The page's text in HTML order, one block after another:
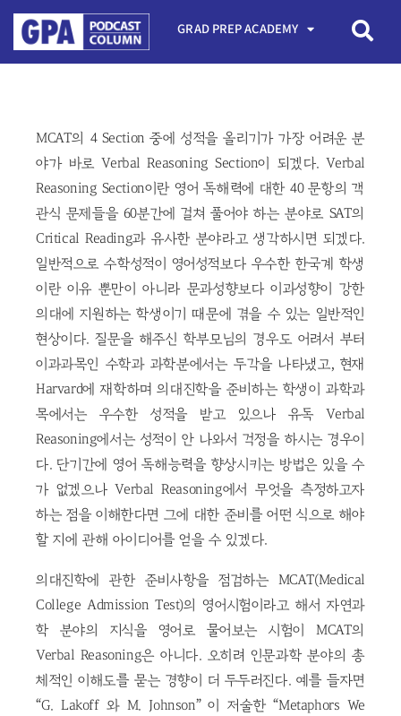
GRAD PREP ACADEMY
MCAT의 4 Section 중에 성적을 올리기가 가장 어려운 분
야가 바로 Verbal Reasoning Section이 되겠다. Verbal
Reasoning Section이란 영어 독해력에 대한 40 문항의 객
관식 문제들을 60분간에 걸쳐 풀어야 하는 분야로 SAT의
Critical Reading과 유사한 분야라고 생각하시면 되겠다.
일반적으로 수학성적이 영어성적보다 우수한 한국계 학생
이란 이유 뿐만이 아니라 문과성향보다 이과성향이 강한
의대에 지원하는 학생이기 때문에 겪을 수 있는 일반적인
현상이다. 질문을 해주신 학부모님의 경우도 어려서 부터
이과과목인 수학과 과학분에서는 두각을 나타냈고, 현재
Harvard에 재학하며 의대진학을 준비하는 학생이 과학과
목에서는 우수한 성적을 받고 있으나 유독 Verbal
Reasoning에서는 성적이 안 나와서 걱정을 하시는 경우이
다. 단기간에 영어 독해능력을 향상시키는 방법은 있을 수
가 없겠으나 Verbal Reasoning에서 무엇을 측정하고자
하는 점을 이해한다면 그에 대한 준비를 어떤 식으로 해야
할 지에 관해 아이디어를 얻을 수 있겠다.
의대진학에 관한 준비사항을 점검하는 MCAT(Medical
College Admission Test)의 영어시험이라고 해서 자연과
학 분야의 지식을 영어로 물어보는 시험이 MCAT의
Verbal Reasoning은 아니다. 오히려 인문과학 분야의 총
체적인 이해도를 묻는 경향이 더 두두러진다. 예를 들자면
“G. Lakoff 와 M. Johnson” 이 저술한 “Metaphors We